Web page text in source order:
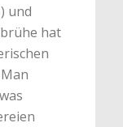
und
hat